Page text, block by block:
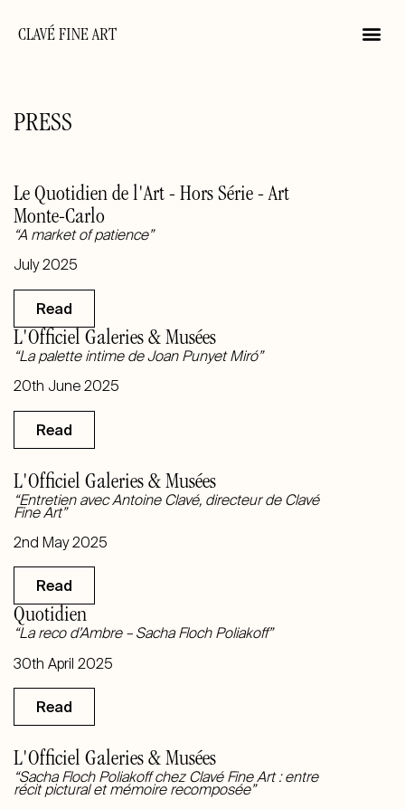
CLAVÉ FINE ART
PRESS
Le Quotidien de l'Art - Hors Série - Art
Monte-Carlo
“A market of patience”
July 2025
Read
L'Officiel Galeries & Musées
“La palette intime de Joan Punyet Miró”
20th June 2025
Read
L'Officiel Galeries & Musées
“Entretien avec Antoine Clavé, directeur de Clavé
Fine Art”
2nd May 2025
Read
Quotidien
“La reco d’Ambre – Sacha Floch Poliakoff”
30th April 2025
Read
L'Officiel Galeries & Musées
“Sacha Floch Poliakoff chez Clavé Fine Art : entre
récit pictural et mémoire recomposée”